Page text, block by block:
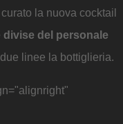
curato la nuova cocktail
divise del personale
linee la bottiglieria.